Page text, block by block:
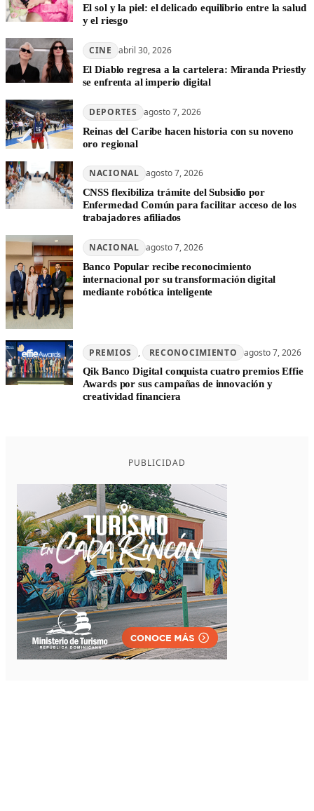
El sol y la piel: el delicado equilibrio entre la salud
y el riesgo
CINE abril 30, 2026
El Diablo regresa a la cartelera: Miranda Priestly
se enfrenta al imperio digital
DEPORTES agosto 7, 2026
Reinas del Caribe hacen historia con su noveno
oro regional
NACIONAL agosto 7, 2026
CNSS flexibiliza trámite del Subsidio por
Enfermedad Común para facilitar acceso de los
trabajadores afiliados
NACIONAL agosto 7, 2026
Banco Popular recibe reconocimiento
internacional por su transformación digital
mediante robótica inteligente
PREMIOS , RECONOCIMIENTO agosto 7, 2026
Qik Banco Digital conquista cuatro premios Effie
Awards por sus campañas de innovación y
creatividad financiera
PUBLICIDAD